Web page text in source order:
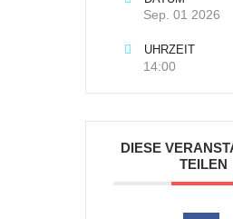
Sep. 01 2026
UHRZEIT
14:00
DIESE
TEILEN